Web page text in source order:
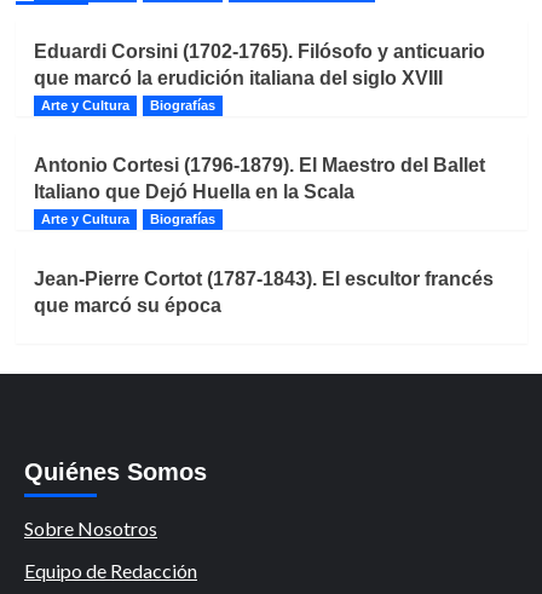
Eduardi Corsini (1702-1765). Filósofo y anticuario
que marcó la erudición italiana del siglo XVIII
Arte y Cultura Biografías
Antonio Cortesi (1796-1879). El Maestro del Ballet
Italiano que Dejó Huella en la Scala
Arte y Cultura Biografías
Jean-Pierre Cortot (1787-1843). El escultor francés
que marcó su época
Quiénes Somos
Sobre Nosotros
Equipo de Redacción